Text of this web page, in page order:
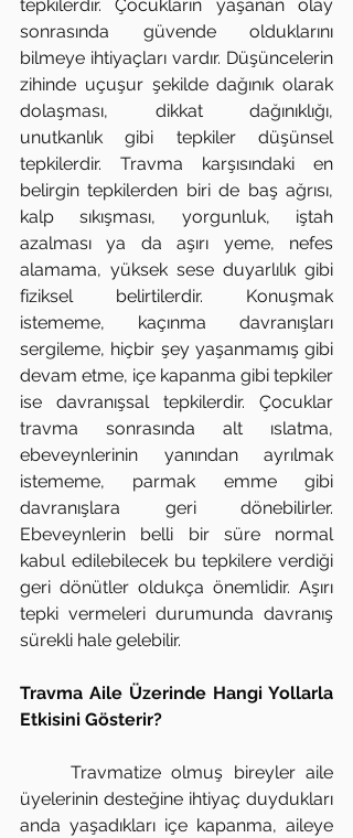
tepkilerdir. Çocukların yaşanan olay
sonrasında güvende olduklarını
bilmeye ihtiyaçları vardır. Düşüncelerin
zihinde uçuşur şekilde dağınık olarak
dolaşması, dikkat dağınıklığı,
unutkanlık gibi tepkiler düşünsel
tepkilerdir. Travma karşısındaki en
belirgin tepkilerden biri de baş ağrısı,
kalp sıkışması, yorgunluk, iştah
azalması ya da aşırı yeme, nefes
alamama, yüksek sese duyarlılık gibi
fiziksel belirtilerdir. Konuşmak
istememe, kaçınma davranışları
sergileme, hiçbir şey yaşanmamış gibi
devam etme, içe kapanma gibi tepkiler
ise davranışsal tepkilerdir. Çocuklar
travma sonrasında alt ıslatma,
ebeveynlerinin yanından ayrılmak
istememe, parmak emme gibi
davranışlara geri dönebilirler.
Ebeveynlerin belli bir süre normal
kabul edilebilecek bu tepkilere verdiği
geri dönütler oldukça önemlidir. Aşırı
tepki vermeleri durumunda davranış
sürekli hale gelebilir.
Travma Aile Üzerinde Hangi Yollarla
Etkisini Gösterir?
üyelerinin desteğine ihtiyaç duydukları
anda yaşadıkları içe kapanma, aileye